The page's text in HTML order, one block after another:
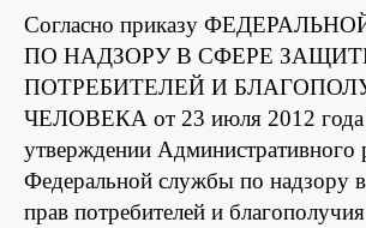
Согласно приказу
ПО НАДЗОРУ В СФЕРЕ
ПОТРЕБИТЕЛЕЙ И
ЧЕЛОВЕКА от 23 июля 2012
утверждении Административного
Федеральной службы по надзору
прав потребителей и